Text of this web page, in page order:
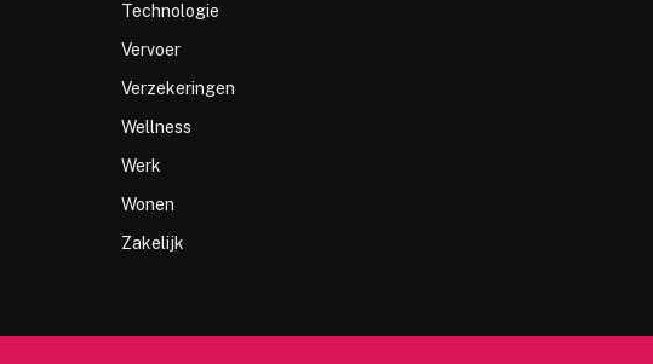
Technologie
Vervoer
Verzekeringen
Wellness
Werk
Wonen
Zakelijk